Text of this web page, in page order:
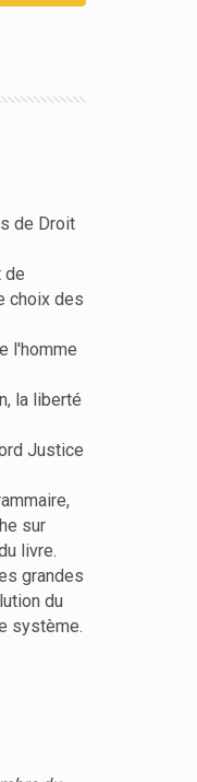
de Droit
de
choix des
l'homme
la liberté
Justice
sur
livre.
grandes
du
système.